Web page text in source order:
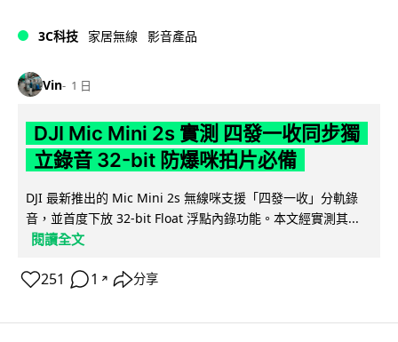
3C科技 家居無線 影音產品
Vin 1 日
DJI Mic Mini 2s 實測 四發一收同步獨
立錄音 32-bit 防爆咪拍片必備
DJI 最新推出的 Mic Mini 2s 無線咪支援「四發一收」分軌錄
音，並首度下放 32-bit Float 浮點內錄功能。本文經實測其...
閱讀全文
251 1 ↗ 分享